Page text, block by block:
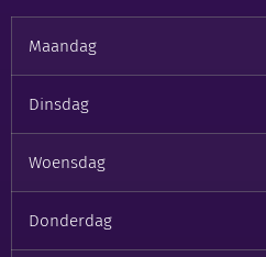
Maandag
Dinsdag
Woensdag
Donderdag